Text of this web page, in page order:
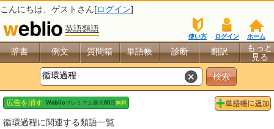
こんにちは、 ゲスト さん[ログイン]
英語類語
ホーム
ログイン
使い方
辞書 例文 質問箱 単語帳 診断 翻訳
もっと
見る
循環過程に関連する類語一覧